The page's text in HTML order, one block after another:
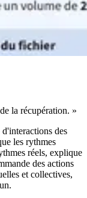
la récupération. »
des
les rythmes
réels, explique
des actions
et collectives,